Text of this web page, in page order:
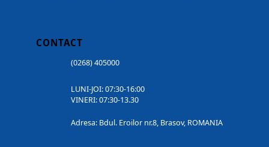
CONTACT
(0268) 405000
LUNI-JOI: 07:30-16:00
VINERI: 07:30-13.30
Adresa: Bdul. Eroilor nr.8, Brasov, ROMANIA